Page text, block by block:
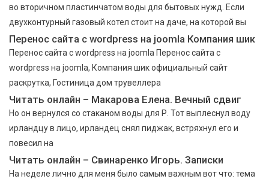
во вторичном пластинчатом воды для бытовых нужд. Если
двухконтурный газовый котел стоит на даче, на которой вы
Перенос сайта с wordpress на joomla Компания шик
Перенос сайта с wordpress на joomla Перенос сайта с
wordpress на joomla, Компания шик официальный сайт
раскрутка, Гостиница дом трувеллера
Читать онлайн – Макарова Елена. Вечный сдвиг
Но он вернулся со стаканом воды для Р. Тот выплеснул воду
ирландцу в лицо, ирландец снял пиджак, встряхнул его и
повесил на
Читать онлайн – Свинаренко Игорь. Записки
На неделе лично для меня было самым важным вот что: тема